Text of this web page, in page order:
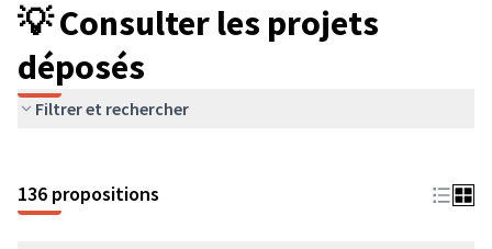
💡 Consulter les projets
déposés
Filtrer et rechercher
136 propositions